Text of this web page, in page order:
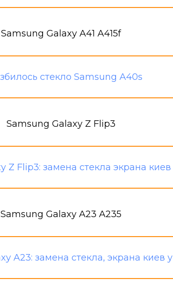
Samsung Galaxy A41 A415f
Samsung Galaxy Z Flip3
Samsung Galaxy A23 A235